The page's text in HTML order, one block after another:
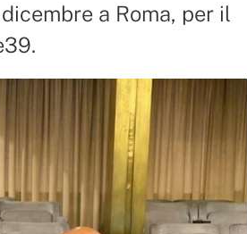
a Roma, per il